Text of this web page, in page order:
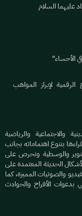
عليهما السلام
الأحساء"
لإبراز المواهب
والاجتماعية والرياضية
بتنوع اهتماماته بجانب
والوسطية ونحرص على
الحديثة المعتمدة على
والصوتيات المميزة، كما
الأفراح والحوادث